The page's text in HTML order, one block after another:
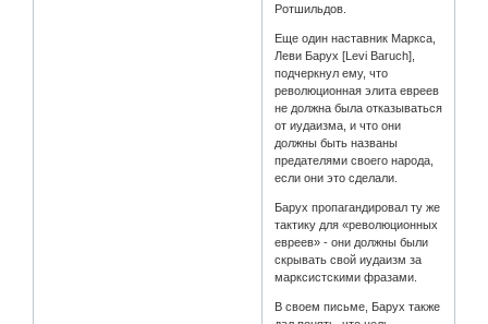
Ротшильдов.
Еще один наставник Маркса,
Леви Барух [Levi Baruch],
подчеркнул ему, что
революционная элита евреев
не должна была отказываться
от иудаизма, и что они
должны быть названы
предателями своего народа,
если они это сделали.
Барух пропагандировал ту же
тактику для «революционных
евреев» - они должны были
скрывать свой иудаизм за
марксистскими фразами.
В своем письме, Барух также